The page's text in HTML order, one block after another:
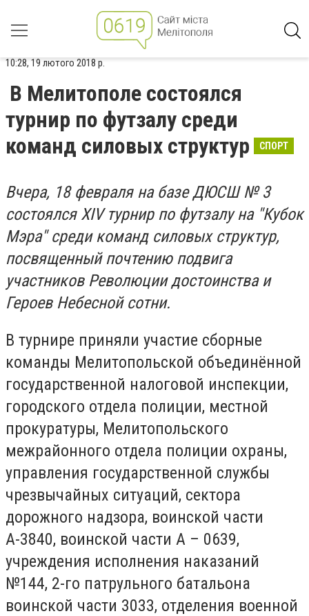
10:28, 19 лютого 2018 р.
В Мелитополе состоялся
турнир по футзалу среди
команд силовых структур
СПОРТ
Вчера, 18 февраля на базе ДЮСШ № 3
состоялся ХІV турнир по футзалу на "Кубок
Мэра" среди команд силовых структур,
посвященный почтению подвига
участников Революции достоинства и
Героев Небесной сотни.
В турнире приняли участие сборные
команды Мелитопольской объединённой
государственной налоговой инспекции,
городского отдела полиции, местной
прокуратуры, Мелитопольского
межрайонного отдела полиции охраны,
управления государственной службы
чрезвычайных ситуаций, сектора
дорожного надзора, воинской части
А-3840, воинской части А – 0639,
учреждения исполнения наказаний
№144, 2-го патрульного батальона
воинской части 3033, отделения военной